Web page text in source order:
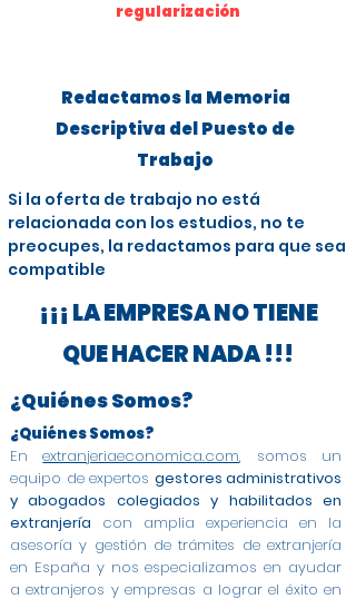
regularización
Redactamos la Memoria
Descriptiva del Puesto de
Trabajo
Si la oferta de trabajo no está
relacionada con los estudios, no te
preocupes, la redactamos para que sea
compatible
¡¡¡ LA EMPRESA NO TIENE
QUE HACER NADA !!!
¿Quiénes Somos?
¿Quiénes Somos?
Enextranjeriaeconomica.com, somos un
equipo de expertos gestores administrativos
y abogados colegiados y habilitados en
extranjería con amplia experiencia en la
asesoría y gestión de trámites de extranjería
en España y nos especializamos en ayudar
a extranjeros y empresas a lograr el éxito en